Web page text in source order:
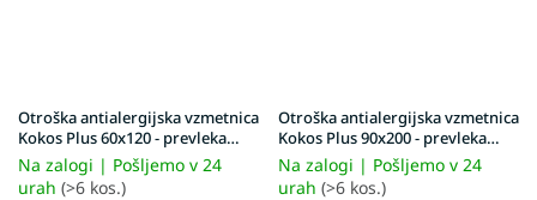
Otroška antialergijska vzmetnica
Kokos Plus 60x120 - prevleka
Aloe Vera
Na zalogi | Pošljemo v 24
urah (>6 kos.)
Otroška antialergijska vzmetnica
Kokos Plus 90x200 - prevleka
Aloe Vera
Na zalogi | Pošljemo v 24
urah (>6 kos.)